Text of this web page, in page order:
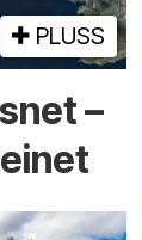
PLUSS
–